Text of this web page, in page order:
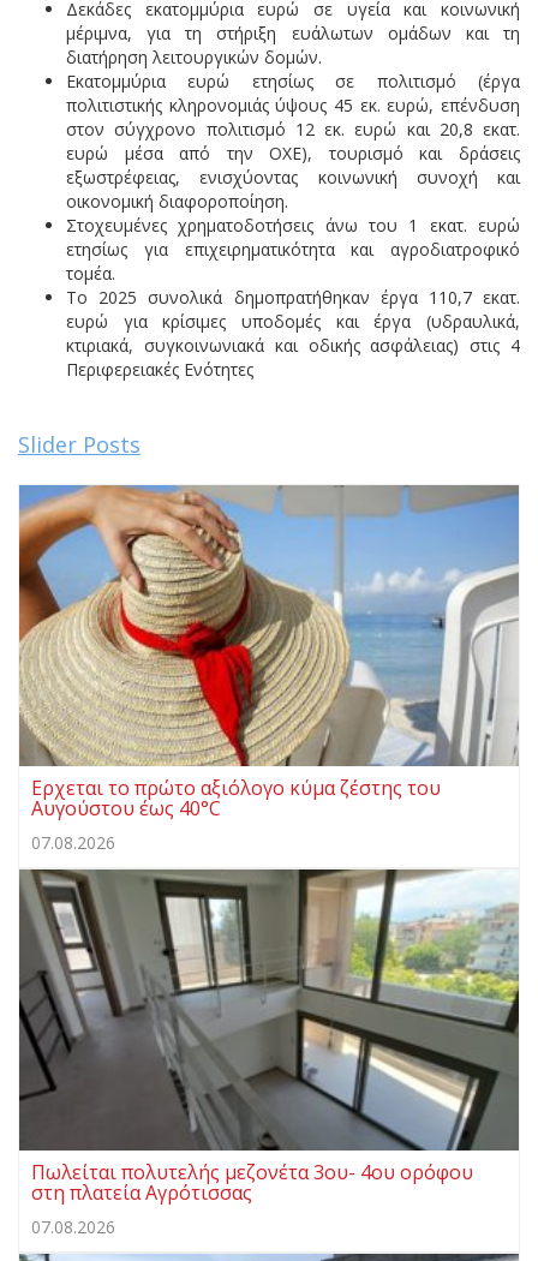
Δεκάδες εκατομμύρια ευρώ σε υγεία και κοινωνική
μέριμνα, για τη στήριξη ευάλωτων ομάδων και τη
διατήρηση λειτουργικών δομών.
Εκατομμύρια ευρώ ετησίως σε πολιτισμό (έργα
πολιτιστικής κληρονομιάς ύψους 45 εκ. ευρώ, επένδυση
στον σύγχρονο πολιτισμό 12 εκ. ευρώ και 20,8 εκατ.
ευρώ μέσα από την ΟΧΕ), τουρισμό και δράσεις
εξωστρέφειας, ενισχύοντας κοινωνική συνοχή και
οικονομική διαφοροποίηση.
Στοχευμένες χρηματοδοτήσεις άνω του 1 εκατ. ευρώ
ετησίως για επιχειρηματικότητα και αγροδιατροφικό
τομέα.
Το 2025 συνολικά δημοπρατήθηκαν έργα 110,7 εκατ.
ευρώ για κρίσιμες υποδομές και έργα (υδραυλικά,
κτιριακά, συγκοινωνιακά και οδικής ασφάλειας) στις 4
Περιφερειακές Ενότητες
Slider Posts
Ερχεται το πρώτο αξιόλογο κύμα ζέστης του
Αυγούστου έως 40°C
07.08.2026
Πωλείται πολυτελής μεζονέτα 3ου- 4ου ορόφου
στη πλατεία Αγρότισσας
07.08.2026